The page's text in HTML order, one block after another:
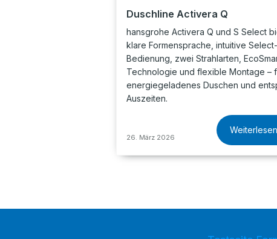
Duschline Activera Q
hansgrohe Activera Q und S Select
klare Formensprache, intuitive Select-
Bedienung, zwei Strahlarten,
Technologie und flexible Montage –
energiegeladenes Duschen und
Auszeiten.
26. März 2026
Weiterlesen